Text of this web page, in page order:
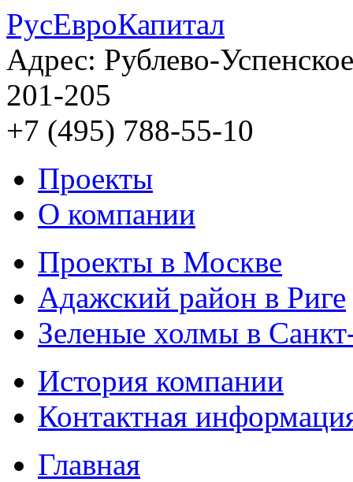
РусЕвроКапитал
Адрес: Рублево-
201-205
+7 (495) 788-55-10
Проекты
О компании
Проекты в Москве
Адажский район в Риге
Зеленые холмы в
История компании
Контактная
Главная